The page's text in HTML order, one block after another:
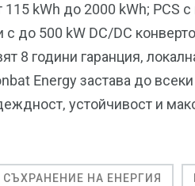
kWh до 2000 kWh; PCS
с до 500 kW DC/DC
8 години гаранция,
Energy застава до
устойчивост и
СЪХРАНЕНИЕ НА ЕНЕРГИЯ